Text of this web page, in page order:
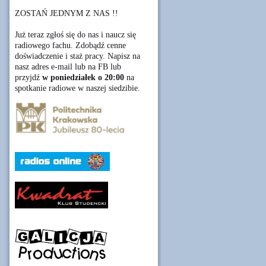
ZOSTAŃ JEDNYM Z NAS !!
Już teraz zgłoś się do nas i naucz się
radiowego fachu. Zdobądź cenne
doświadczenie i staż pracy. Napisz na
nasz adres e-mail lub na FB lub
przyjdź w poniedziałek o 20:00 na
spotkanie radiowe w naszej siedzibie.